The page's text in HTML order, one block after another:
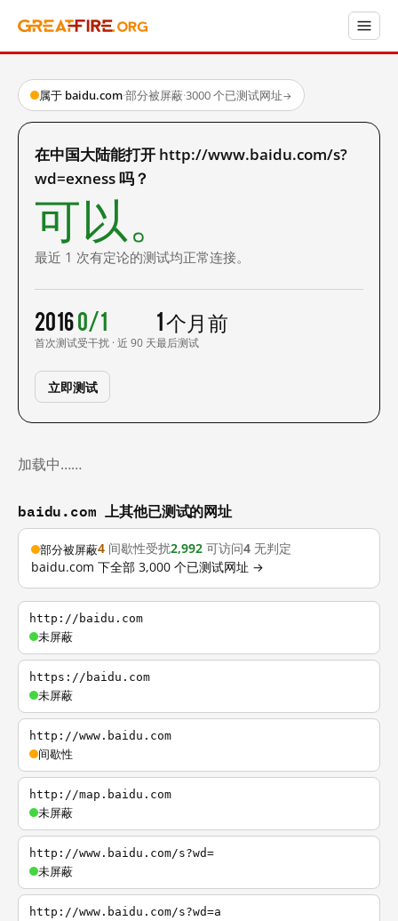
属于 baidu.com·部分被屏蔽·3000 个已测试网址→
在中国大陆能打开 http://www.baidu.com/s?
wd=exness 吗？
可以。
最近 1 次有定论的测试均正常连接。
2016
首次测试
0/1
受干扰 · 近 90 天
1 个月前
最后测试
立即测试
加载中……
baidu.com 上其他已测试的网址
部分被屏蔽4 间歇性受扰2,992 可访问4 无判定
baidu.com 下全部 3,000 个已测试网址 →
http://baidu.com
未屏蔽
https://baidu.com
未屏蔽
http://www.baidu.com
间歇性
http://map.baidu.com
未屏蔽
http://www.baidu.com/s?wd=
未屏蔽
http://www.baidu.com/s?wd=a